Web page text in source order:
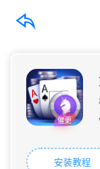
催更
安装教程